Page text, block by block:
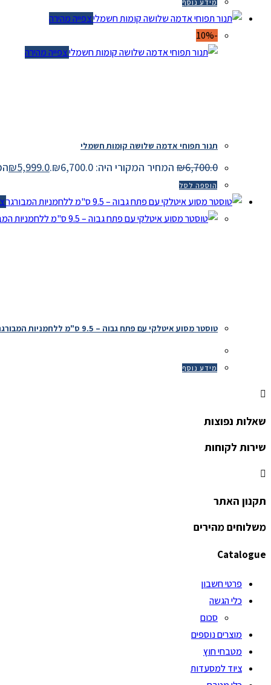
מידע נוסף
צפייה מהירה
צפייה מהירה
תנור תפוחי אדמה שלושה קומות חשמלי
₪6,700.0 המחיר המקורי היה: ₪6,700.0. ₪5,999.0
הוספה לסל
טוסטר מסוע איטלקי עם פתח גבוה – 9.5 ס"מ ללחמניות המבורגר
מידע נוסף
שאלות נפוצות
שירות לקוחות
תקנון האתר
משלוחים מהירים
Catalogue
פרטי חשבון
כלי הגשה
סכום
מוצרים נוספים
מטבחי חוץ
ציוד למסעדות